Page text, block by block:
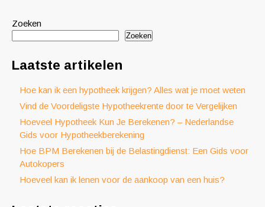
Zoeken
Zoeken
Laatste artikelen
Hoe kan ik een hypotheek krijgen? Alles wat je moet weten
Vind de Voordeligste Hypotheekrente door te Vergelijken
Hoeveel Hypotheek Kun Je Berekenen? – Nederlandse
Gids voor Hypotheekberekening
Hoe BPM Berekenen bij de Belastingdienst: Een Gids voor
Autokopers
Hoeveel kan ik lenen voor de aankoop van een huis?